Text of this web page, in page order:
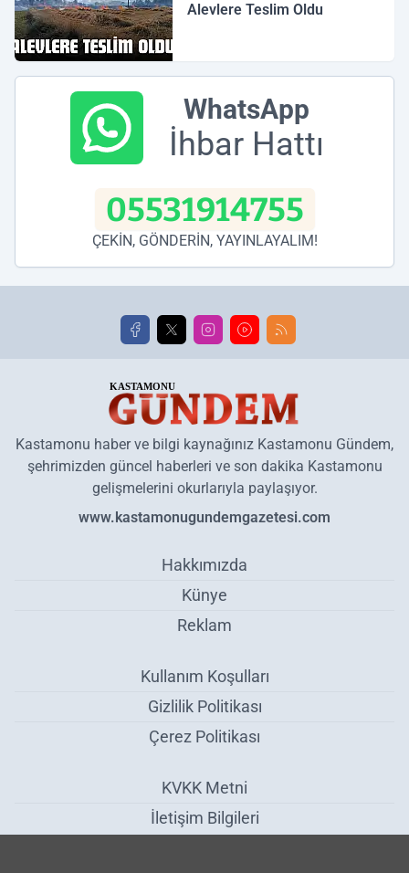
Alevlere Teslim Oldu
WhatsApp
İhbar Hattı
05531914755
ÇEKİN, GÖNDERİN, YAYINLAYALIM!
Kastamonu haber ve bilgi kaynağınız Kastamonu Gündem,
şehrimizden güncel haberleri ve son dakika Kastamonu
gelişmelerini okurlarıyla paylaşıyor.
www.kastamonugundemgazetesi.com
Hakkımızda
Künye
Reklam
Kullanım Koşulları
Gizlilik Politikası
Çerez Politikası
KVKK Metni
İletişim Bilgileri